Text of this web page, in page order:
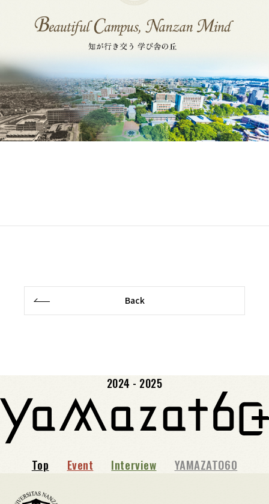
Back
2024 - 2025
Top Event Interview YAMAZATO60